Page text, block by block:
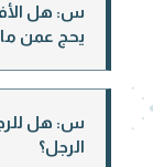
س: هل
يحج عمن
س: هل
الرجل؟